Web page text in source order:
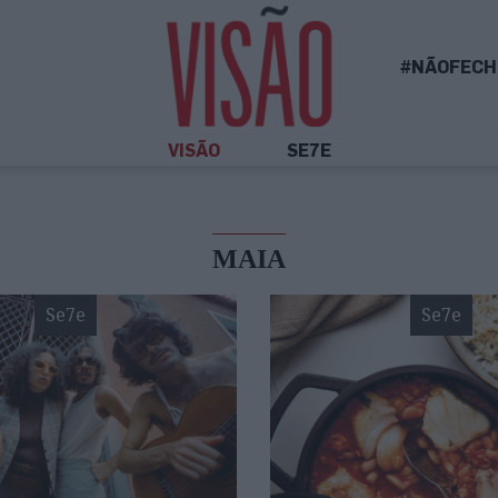
VISÃO SE7E
MAIA
Se7e Se7e